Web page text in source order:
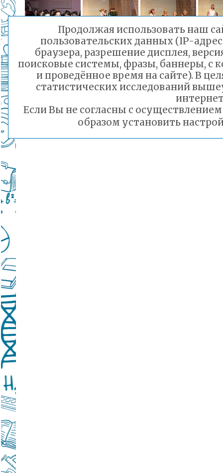
Продолжая использовать наш
пользовательских данных (IP-
браузера, разрешение дисплея,
поисковые системы, фразы, баннеры, с
и проведённое время на сайте). В
статистических исследований
Если Вы не согласны с
образом установить